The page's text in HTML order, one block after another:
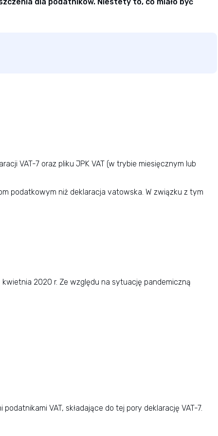
VAT-7 oraz pliku JPK VAT (w trybie miesięcznym lub
podatkowym niż deklaracja vatowska. W związku z tym
2020 r. Ze względu na sytuację pandemiczną
VAT, składające do tej pory deklarację VAT-7.